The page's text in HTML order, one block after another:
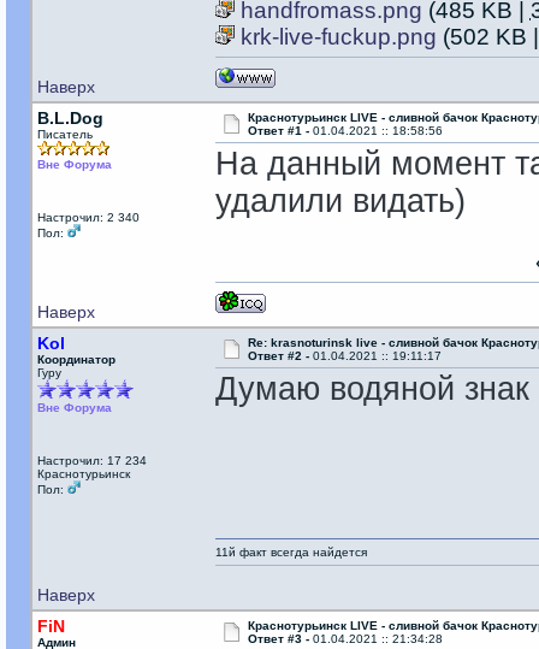
Наверх
handfromass.png (485 KB |
krk-live-fuckup.png (502 KB
B.L.Dog
Писатель
Вне Форума
Настрочил: 2 340
Пол:
Краснотурьинск LIVE - сливной бачок
Ответ #1 - 01.04.2021 :: 18:58:56
На данный момент
удалили видать)
Наверх
Kol
Координатор
Гуру
Вне Форума
Настрочил: 17 234
Краснотурьинск
Пол:
Re: krasnoturinsk live - сливной бачок
Ответ #2 - 01.04.2021 :: 19:11:17
Думаю водяной знак
Наверх
11й факт всегда найдется
FiN
Админ
Краснотурьинск LIVE - сливной бачок
Ответ #3 - 01.04.2021 :: 21:34:28